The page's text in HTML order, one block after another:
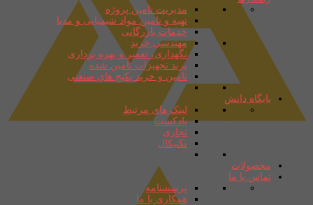
مدیریت تامین پروژه
تهیه و تامین مواد شیمیایی و مدیا
خدمات بازرگانی
مهندسی خرید
نگهداری، تعمیر و بهره برداری
برند تجهیزات تامین شده
تامین و خرید پکیج های صنعتی
پایگاه دانش
لینک های مرتبط
پادکست
تجاری
تکنیکال
محصولات
تماس با ما
پرسشنامه
همکاری با ما